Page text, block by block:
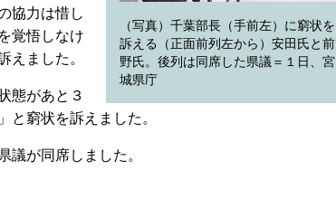
（写真）千葉部長（手前左）に窮状を
訴える（正面前列左から）安田氏と前
野氏。後列は同席した県議＝１日、宮
城県庁
協力は惜し
覚悟しなけ
えました。
態があと３
と窮状を訴えました。
が同席しました。